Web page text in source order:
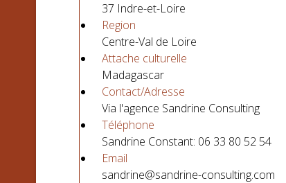
37 Indre-et-Loire
Region
Centre-Val de Loire
Attache culturelle
Madagascar
Contact/Adresse
Via l'agence Sandrine Consulting
Téléphone
Sandrine Constant: 06 33 80 52 54
Email
sandrine@sandrine-consulting.com